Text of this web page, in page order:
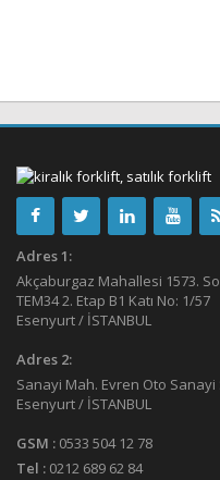
Adres 1:
Akçaburgaz Mahallesi 1573.
TEM34 2. Etap B1 Katı No: 1/57
Esenyurt / İSTANBUL
Adres 2:
Sanayi Mah. Evren Oto Sanayi
Esenyurt / İSTANBUL
GSM : 0533 504 12 78
Tel : 0212 689 62 84